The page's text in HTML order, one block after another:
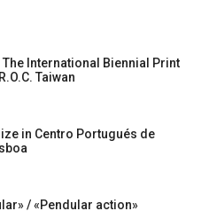
International Biennial Print
Taiwan
in Centro Portugués de
/ «Pendular action»